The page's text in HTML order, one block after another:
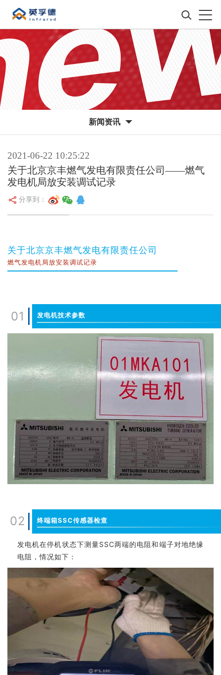
新闻资讯
2021-06-22 10:25:22
关于北京京丰燃气发电有限责任公司——燃气
发电机局放安装调试记录
分享到：
关于北京京丰燃气发电有限责任公司
燃气发电机局放安装调试记录
01 发电机技术参数
02 终端箱SSC传感器检查
发电机在停机状态下测量SSC两端的电阻和端子对地绝缘
电阻，情况如下：